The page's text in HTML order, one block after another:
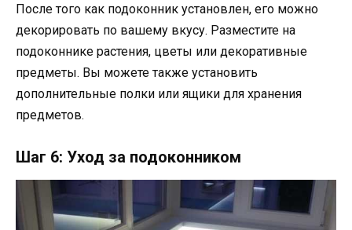
После того как подоконник установлен, его можно
декорировать по вашему вкусу. Разместите на
подоконнике растения, цветы или декоративные
предметы. Вы можете также установить
дополнительные полки или ящики для хранения
предметов.
Шаг 6: Уход за подоконником